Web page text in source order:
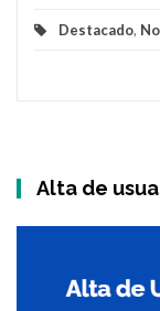
Destacado,
Alta de